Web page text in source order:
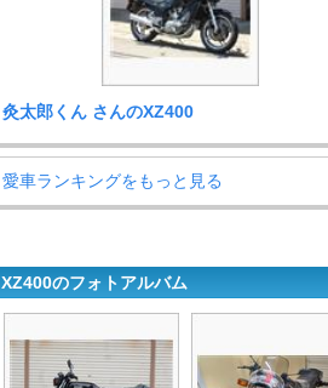
灸太郎くん さんのXZ400
愛車ランキングをもっと見る
XZ400のフォトアルバム